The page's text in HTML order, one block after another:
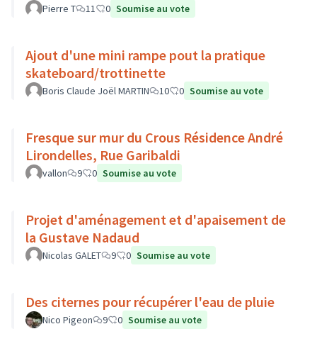
Pierre T 11 0 Soumise au vote
Ajout d'une mini rampe pout la pratique
skateboard/trottinette
Boris Claude Joël MARTIN 10 0 Soumise au vote
Fresque sur mur du Crous Résidence André
Lirondelles, Rue Garibaldi
vallon 9 0 Soumise au vote
Projet d'aménagement et d'apaisement de
la Gustave Nadaud
Nicolas GALET 9 0 Soumise au vote
Des citernes pour récupérer l'eau de pluie
Nico Pigeon 9 0 Soumise au vote